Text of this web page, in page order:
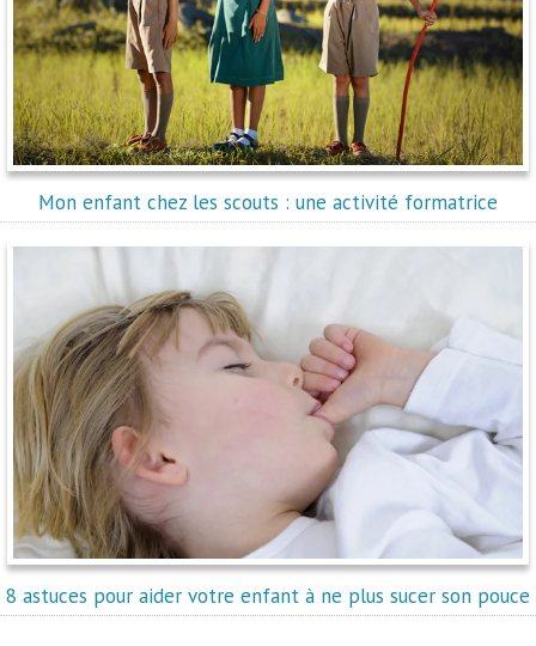
Mon enfant chez les scouts : une activité formatrice
8 astuces pour aider votre enfant à ne plus sucer son pouce